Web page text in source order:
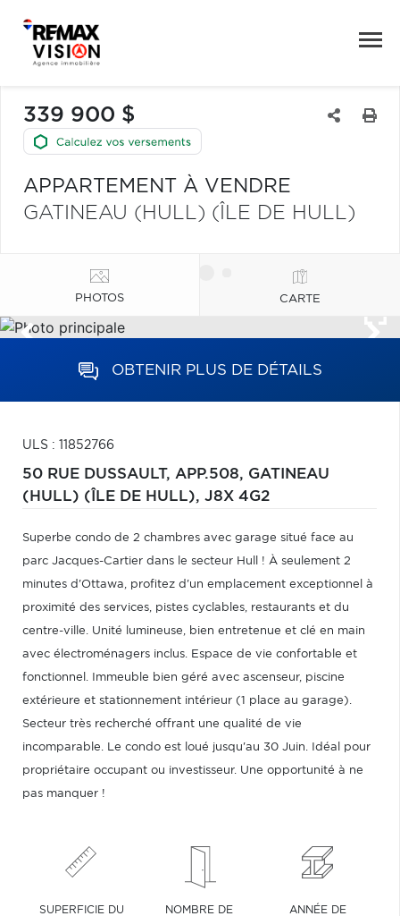
339 900 $
APPARTEMENT À VENDRE
GATINEAU (HULL) (ÎLE DE HULL)
PHOTOS CARTE
OBTENIR PLUS DE DÉTAILS
ULS : 11852766
50 RUE DUSSAULT, APP.508, GATINEAU
(HULL) (ÎLE DE HULL), J8X 4G2
Superbe condo de 2 chambres avec garage situé face au
parc Jacques-Cartier dans le secteur Hull ! À seulement 2
minutes d'Ottawa, profitez d'un emplacement exceptionnel à
proximité des services, pistes cyclables, restaurants et du
centre-ville. Unité lumineuse, bien entretenue et clé en main
avec électroménagers inclus. Espace de vie confortable et
fonctionnel. Immeuble bien géré avec ascenseur, piscine
extérieure et stationnement intérieur (1 place au garage).
Secteur très recherché offrant une qualité de vie
incomparable. Le condo est loué jusqu'au 30 Juin. Idéal pour
propriétaire occupant ou investisseur. Une opportunité à ne
pas manquer !
SUPERFICIE DU
NOMBRE DE
ANNÉE DE